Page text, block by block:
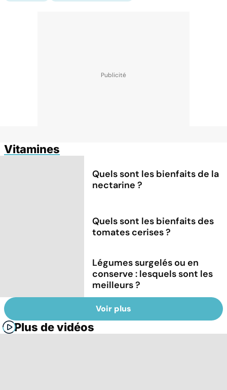
Vitamines
Quels sont les bienfaits de la
nectarine ?
Quels sont les bienfaits des
tomates cerises ?
Légumes surgelés ou en
conserve : lesquels sont les
meilleurs ?
Voir plus
Plus de vidéos